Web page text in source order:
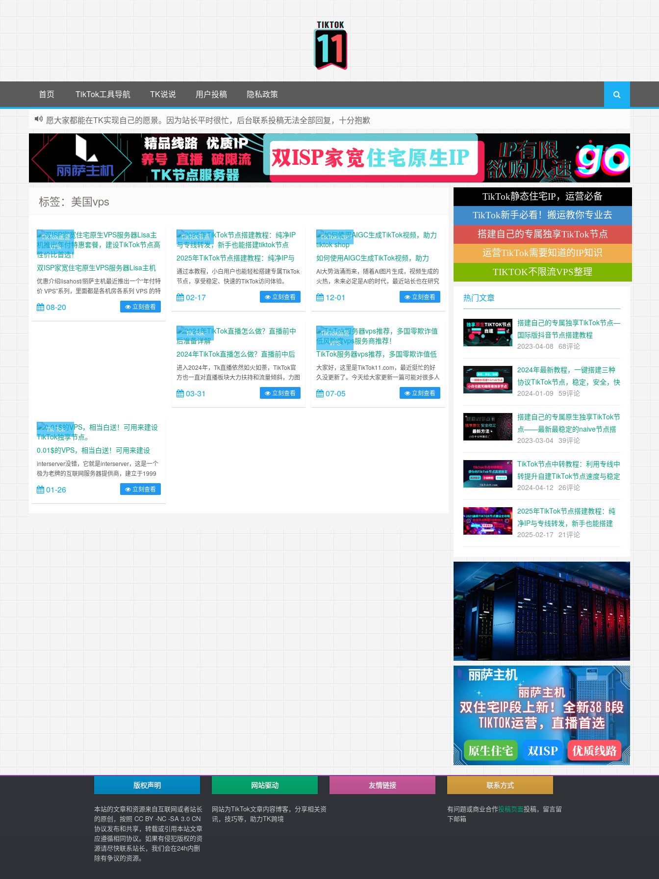
首页 TikTok工具导航 TK说说 用户投稿 隐私政策
愿大家都能在TK实现自己的愿景。因为站长平时很忙，后台联系投稿无法全部回复，十分抱歉
标签：美国vps
TikTok运营
VPS
双ISP家宽住宅原生VPS服务器Lisa主机
推出年付特惠套餐，建设TikTok节点高性
价比首选！
优惠介绍lisahost/丽萨主机最近推出一个“年付特
价 VPS”系列，里面都是各机房各系列 VPS 的特
价年付款，使用优惠码低至 179 元/年起。包含
了美国 9929 精品网非原生 IP/原生 IP VPS、美
国 4837 三网大陆回程优化 – 双 ISP 家宽住宅美
08-20 立刻查看
TikTok节点
2025年TikTok节点搭建教程：纯净IP与
专线转发，新手也能搭建tiktok节点
通过本教程，小白用户也能轻松搭建专属TikTok
节点，享受稳定、快速的TikTok访问体验。
2025年最新技术，纯净IP+专线转发，助你畅游
TikTok世界。……
02-17 立刻查看
TikTok+GPT
如何使用AIGC生成TikTok视频，助力
tiktok shop
AI大势汹涌而来，随着AI图片生成，视频生成的
火热，未来必定是AI的时代，最近站长也在研究
AIGC如何助力tiktok运营，目前也逐渐取得了一
些收获，跟大家持续分享，之前站长也更新了一
篇关于AIGC如何助力tiktok文案创作的文章，接
生成TikTok短视频，希望大家有所收获为什么使
用AIGC生成tiktok视频……
12-01 立刻查看
Tik Tok
2024年TikTok直播怎么做？直播前中后
准备详解
进入2024年，Tk直播依然如火如荼，TikTok官
方也一直对直播板块大力扶持和流量倾斜，力图
将直播带货这个形式推广海外，虽然目前来说海
外人民群众对这一形式还是不太习惯，有些水土
不服，但也在慢慢接受，TK人也在翘首期盼海
03-31 立刻查看
TikTok运营
VPS
TikTok服务器vps推荐，多国零欺诈值低
风险度vps服务商推荐！
大家好，这里是TikTok11.com，最近挺忙的好
久没更新了。今天给大家更新一篇可能对很多人
有用的文章，那就是低欺诈度低风险VPS推荐。
什么是IP风险度众所周知，TikTok对于IP这玩意
有着一套风险评估机制，当我们使用不干净的IP
07-05 立刻查看
Tik Tok
0.01$的VPS，相当白送！可用来建设
TikTok独享节点。
interserver没错，它就是interserver，这是一个
极为老牌的互联网服务器提供商，建立于1999
年，比大部分现在热门的都要早，不过他们只有
美国本土的服务器，而且他们是第一手主机商，
也就是说他们并不是购买别家的云服务器然后配
01-26 立刻查看
TikTok静态住宅IP，运营必备
TikTok新手必看！搬运教你专业去
重手法！
搭建自己的专属独享TikTok节点
运营TikTok需要知道的IP知识
TIKTOK不限流VPS整理
热门文章
搭建自己的专属独享TikTok节点—
国际版抖音节点搭建教程
2023-04-08 68评论
2024年最新教程，一键搭建三种
协议TikTok节点，稳定，安全，快
速，小白也能无脑搭建TiKTok独
2024-01-09 59评论
搭建自己的专属原生独享TikTok节
点——最新最稳定的naive节点搭
建
2023-03-04 39评论
TikTok节点中转教程：利用专线中
转提升自建TikTok节点速度与稳定
性
2024-04-12 26评论
2025年TikTok节点搭建教程：纯
净IP与专线转发，新手也能搭建
tiktok节点
2025-02-17 21评论
版权声明
本站的文章和资源来自互联网或者站长
的原创，按照 CC BY -NC -SA 3.0 CN
协议发布和共享，转载或引用本站文章
应遵循相同协议。如果有侵犯版权的资
源请尽快联系站长，我们会在24h内删
除有争议的资源。
网站驱动
网站为TikTok文章内容博客，分享相关资
讯，技巧等，助力TK跨境
友情链接 联系方式
有问题或商业合作投稿页面投稿，留言留
下邮箱